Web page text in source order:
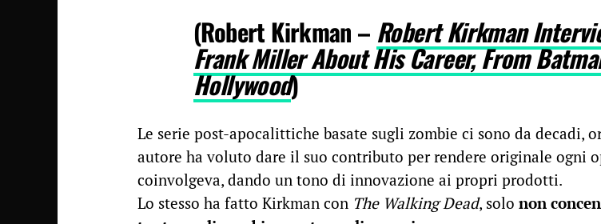
(Robert Kirkman – Robert Kirkman
Frank Miller About His Career, From
Hollywood)
Le serie post-apocalittiche basate sugli zombie ci sono da decadi,
autore ha voluto dare il suo contributo per rendere originale ogni
coinvolgeva, dando un tono di innovazione ai propri prodotti.
Lo stesso ha fatto Kirkman con The Walking Dead, solo non